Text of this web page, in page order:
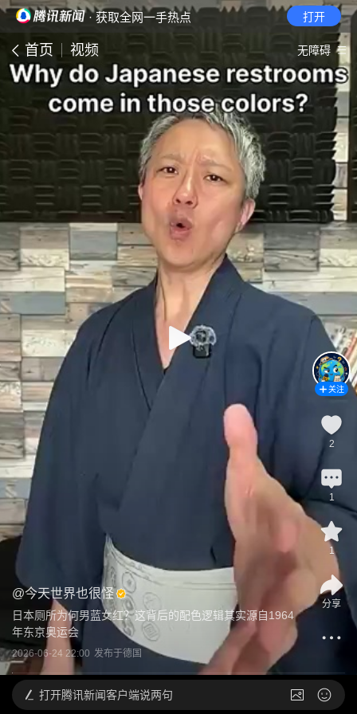
· 获取全网一手热点 打开
首页 视频 无障碍
@今天世界也很怪
日本厕所为何男蓝女红？这背后的配色逻辑其实源自1964
年东京奥运会
2026-06-24 22:00 发布于德国
关注
2
1
1
分享
打开腾讯新闻客户端说两句